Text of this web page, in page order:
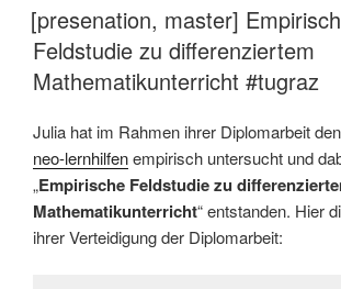
AM
[presenation, master]
Feldstudie zu differenziertem
Mathematikunterricht #tugraz
Julia hat im Rahmen ihrer Diplomarbeit
neo-lernhilfenempirisch untersucht und
„Empirische Feldstudie zu
Mathematikunterricht“ entstanden. Hier
ihrer Verteidigung der Diplomarbeit: